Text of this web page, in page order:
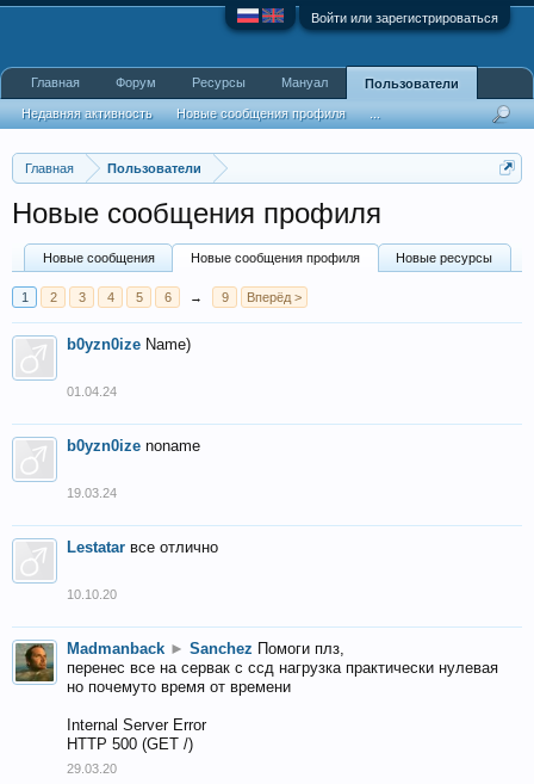
Войти или зарегистрироваться
Главная Пользователи
Новые сообщения профиля
Новые сообщения Новые сообщения профиля Новые ресурсы
1 2 3 4 5 6 → 9 Вперёд >
b0yzn0ize Name)
01.04.24
b0yzn0ize noname
19.03.24
Lestatar все отлично
10.10.20
Madmanback ► Sanchez Помоги плз,
перенес все на сервак с ссд нагрузка практически нулевая
но почемуто время от времени
Internal Server Error
HTTP 500 (GET /)
29.03.20
Главная Форум Ресурсы Мануал Пользователи
Недавняя активность Новые сообщения профиля